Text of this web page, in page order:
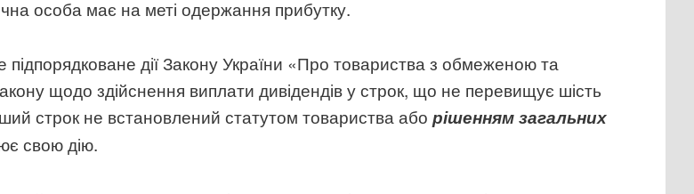
особа має на меті одержання прибутку.
дії Закону України «Про товариства з обмеженою та
щодо здійснення виплати дивідендів у строк, що не перевищує шість
строк не встановлений статутом товариства аборішенням загальних
свою дію.